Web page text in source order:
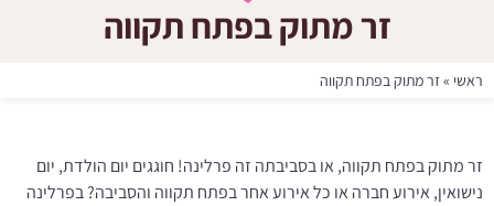
זר מתוק בפתח תקווה
ראשי »זר מתוק בפתח תקווה
זר מתוק בפתח תקווה, או בסביבתה זה פרלינה! חוגגים יום הולדת, יום
נישואין, אירוע חברה או כל אירוע אחר בפתח תקווה והסביבה? בפרלינה